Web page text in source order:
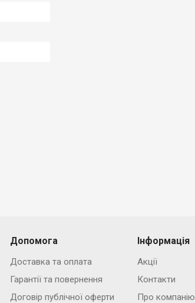
Допомога
Доставка та оплата
Гарантії та повернення
Договір публічної оферти
Інформація
Акції
Контакти
Про компанію